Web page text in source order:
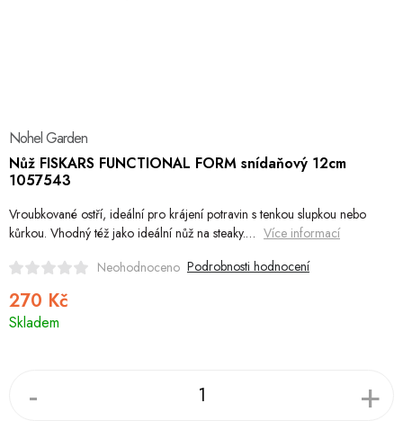
World Cleanup Day
Akční ceny
Půjčovna Kontaktuje nás
Obchodní podmínky
Vrácení a reklamace
Podmínky ochrany osobních údajů
Zásady používání cookies
270 Kč
Skladem
Nohel Garden
Nůž FISKARS FUNCTIONAL FORM snídaňový 12cm
1057543
Vroubkované ostří, ideální pro krájení potravin s tenkou slupkou nebo
kůrkou. Vhodný též jako ideální nůž na steaky.… Více informací
Neohodnoceno Podrobnosti hodnocení